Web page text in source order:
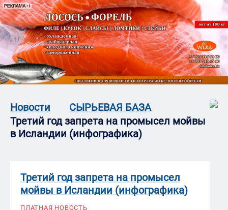
Новости
СЫРЬЕВАЯ БАЗА
Третий год запрета на промысел мойвы
в Исландии (инфографика)
Третий год запрета на промысел
мойвы в Исландии (инфографика)
ПЛАТНАЯ НОВОСТЬ